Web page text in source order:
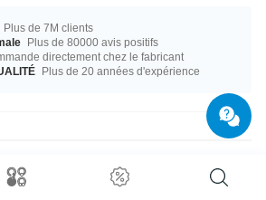
Plus de 7M clients
Plus de 80000 avis positifs
directement chez le fabricant
Plus de 20 années d'expérience
en calibre 1.2 mm. Peu importe la taille, on a ce